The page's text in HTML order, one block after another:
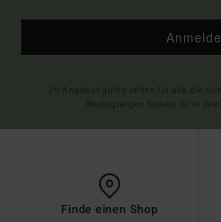
Finde einen Shop